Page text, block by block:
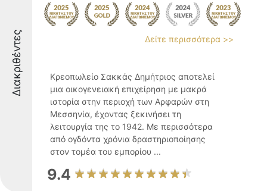
Διακριθέντες Δείτε περισσότερα >>
Κρεοπωλείο Σακκάς Δημήτριος αποτελεί
μια οικογενειακή επιχείρηση με μακρά
ιστορία στην περιοχή των Αρφαρών στη
Μεσσηνία, έχοντας ξεκινήσει τη
λειτουργία της το 1942. Με περισσότερα
από ογδόντα χρόνια δραστηριοποίησης
στον τομέα του εμπορίου ...
9.4